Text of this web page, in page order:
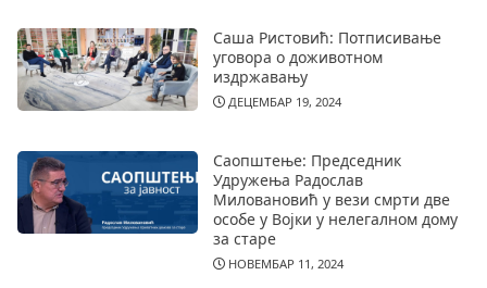
Саша Ристовић: Потписивање
уговора о доживотном
издржавању
ДЕЦЕМБАР 19, 2024
Саопштење: Председник
Удружења Радослав
Миловановић у вези смрти две
особе у Војки у нелегалном дому
за старе
НОВЕМБАР 11, 2024